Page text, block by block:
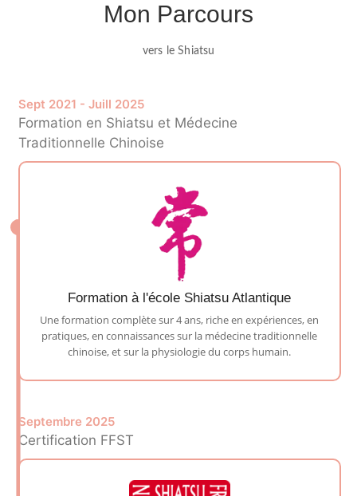
Mon Parcours
vers le Shiatsu
Sept 2021 - Juill 2025
Formation en Shiatsu et Médecine
Traditionnelle Chinoise
Formation à l'école Shiatsu Atlantique
Une formation complète sur 4 ans, riche en expériences, en
pratiques, en connaissances sur la médecine traditionnelle
chinoise, et sur la physiologie du corps humain.
Septembre 2025
Certification FFST